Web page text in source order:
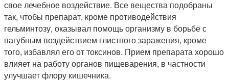
свое лечебное воздействие. Все вещества подобраны
так, чтобы препарат, кроме противодействия
гельминтозу, оказывал помощь организму в борьбе с
пагубным воздействием глистного заражения, кроме
того, избавлял его от токсинов. Прием препарата хорошо
влияет на работу органов пищеварения, в частности
улучшает флору кишечника.